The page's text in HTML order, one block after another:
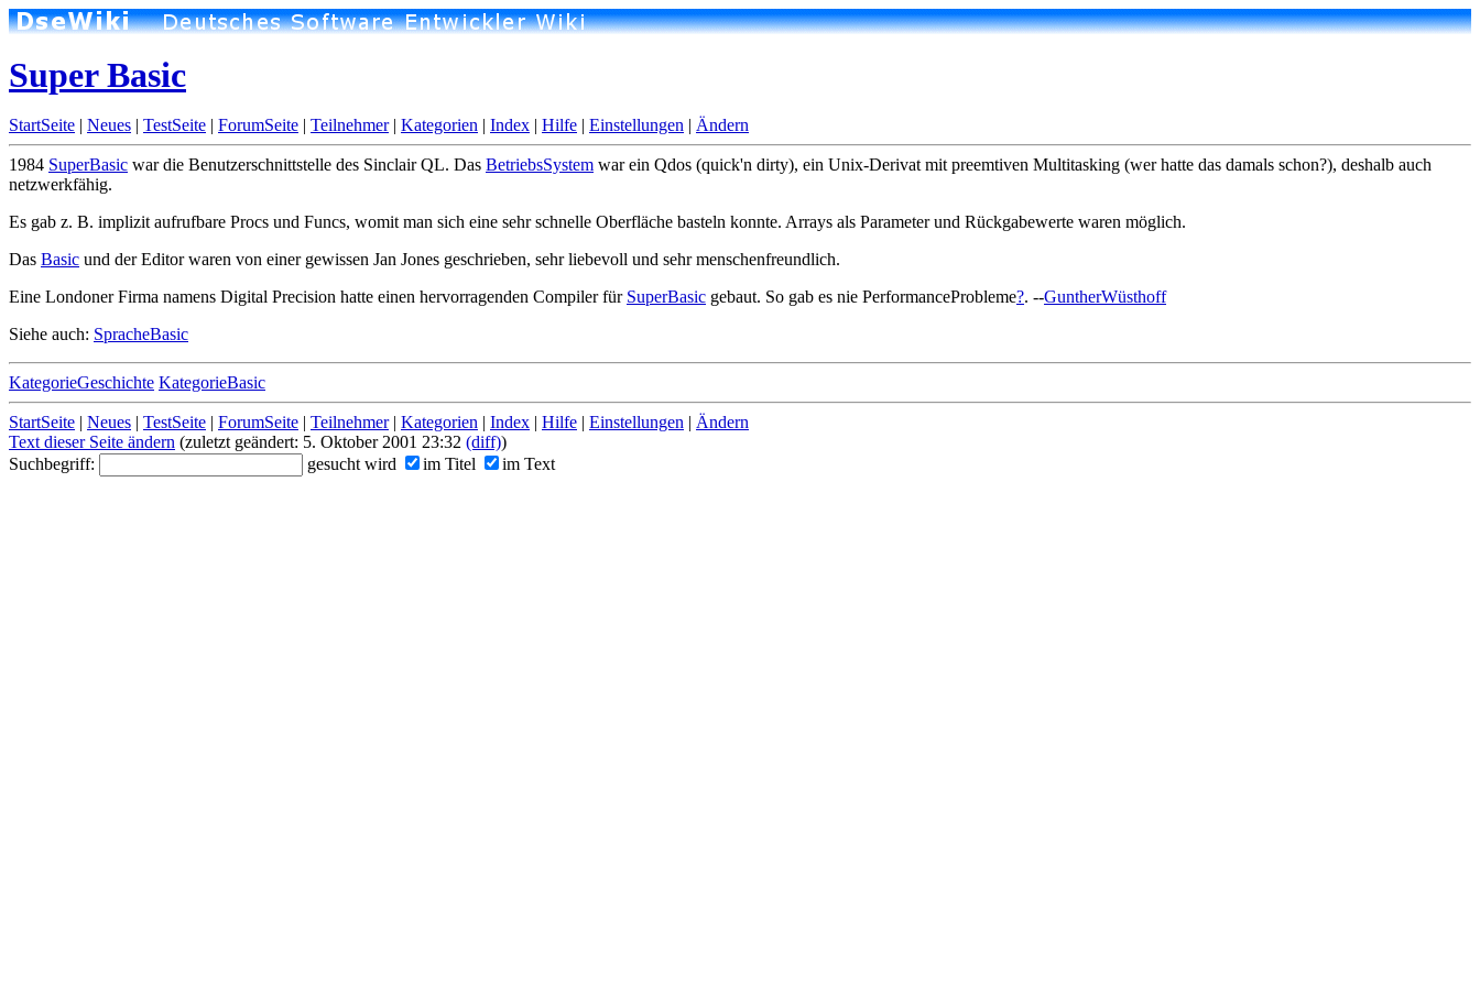
Super Basic
StartSeite | Neues | TestSeite | ForumSeite | Teilnehmer| Kategorien | Index | Hilfe | Einstellungen | Ändern
1984 SuperBasic war die Benutzerschnittstelle des Sinclair QL. Das BetriebsSystem war ein Qdos (quick'n dirty), ein Unix-Derivat mit preemtiven Multitasking (wer hatte das damals schon?), deshalb auch
netzwerkfähig.
Es gab z. B. implizit aufrufbare Procs und Funcs, womit man sich eine sehr schnelle Oberfläche basteln konnte. Arrays als Parameter und Rückgabewerte waren möglich.
Das Basic und der Editor waren von einer gewissen Jan Jones geschrieben, sehr liebevoll und sehr menschenfreundlich.
Eine Londoner Firma namens Digital Precision hatte einen hervorragenden Compiler für SuperBasic gebaut. So gab es nie PerformanceProbleme?. --GuntherWüsthoff
Siehe auch: SpracheBasic
KategorieGeschichte KategorieBasic
StartSeite | Neues | TestSeite | ForumSeite | Teilnehmer| Kategorien | Index | Hilfe | Einstellungen | Ändern
Text dieser Seite ändern (zuletzt geändert: 5. Oktober 2001 23:32 (diff))
Suchbegriff:
gesucht wird im Titel im Text